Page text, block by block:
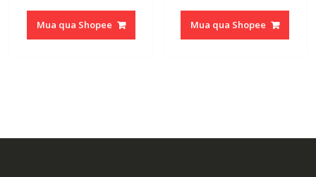
Mua qua Shopee Mua qua Shopee